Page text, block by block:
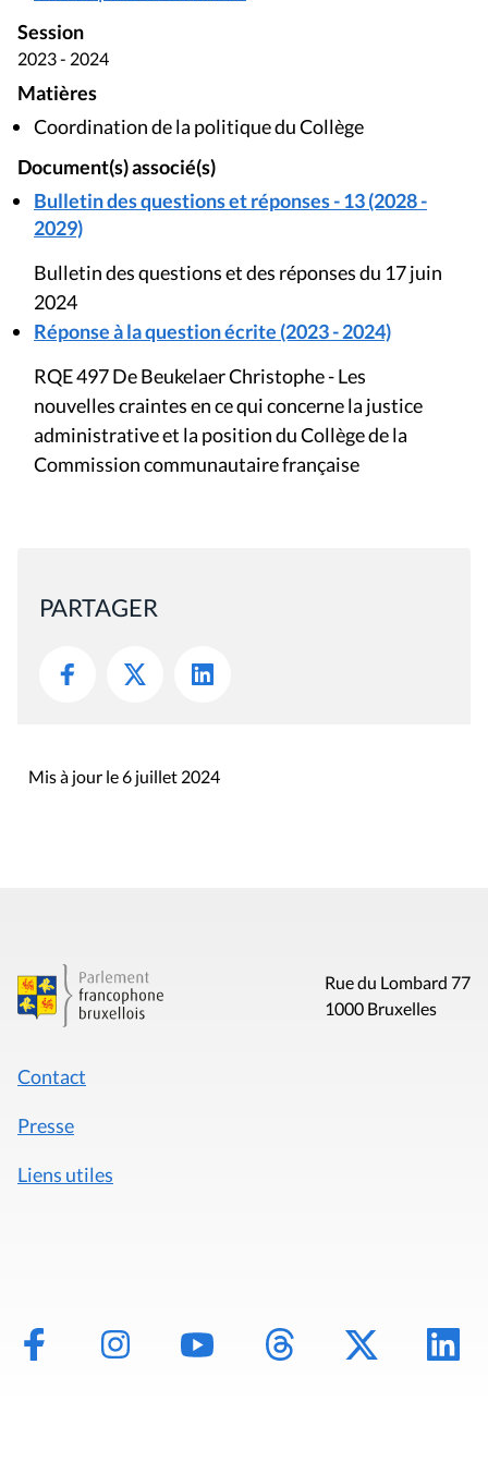
Session
2023 - 2024
Matières
Coordination de la politique du Collège
Document(s) associé(s)
Bulletin des questions et réponses - 13 (2028 -
2029)
Bulletin des questions et des réponses du 17 juin
2024
Réponse à la question écrite (2023 - 2024)
RQE 497 De Beukelaer Christophe - Les
nouvelles craintes en ce qui concerne la justice
administrative et la position du Collège de la
Commission communautaire française
PARTAGER
Mis à jour le 6 juillet 2024
Rue du Lombard 77
1000 Bruxelles
Contact
Presse
Liens utiles